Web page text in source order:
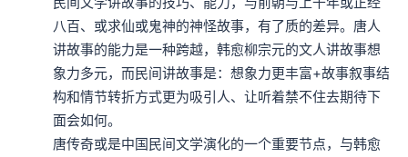
八百、或求仙或鬼神的神怪故事，有了质的差异。唐人
讲故事的能力是一种跨越，韩愈柳宗元的文人讲故事想
象力多元，而民间讲故事是：想象力更丰富+故事叙事结
构和情节转折方式更为吸引人、让听着禁不住去期待下
面会如何。
唐传奇或是中国民间文学演化的一个重要节点，与韩愈